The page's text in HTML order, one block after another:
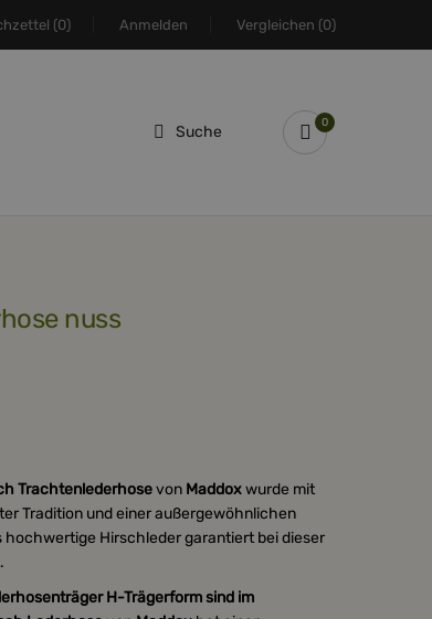
(0) Anmelden Vergleichen (0)
Suche 0
nuss
Trachtenlederhosevon Maddoxwurde mit
Tradition und einer außergewöhnlichen
hochwertige Hirschleder garantiert bei dieser
H-Trägerform sind im